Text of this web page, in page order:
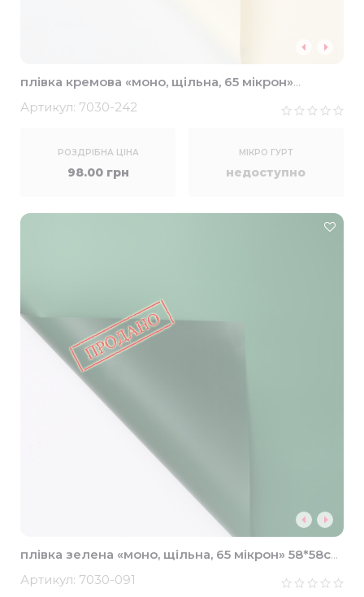
плівка кремова «моно, щільна, 65 мікрон»
58*58см (20шт)
Артикул: 7030-242
РОЗДРІБНА ЦІНА
98.00 грн
МІКРО ГУРТ
недоступно
плівка зелена «моно, щільна, 65 мікрон» 58*58см
(20шт)
Артикул: 7030-091